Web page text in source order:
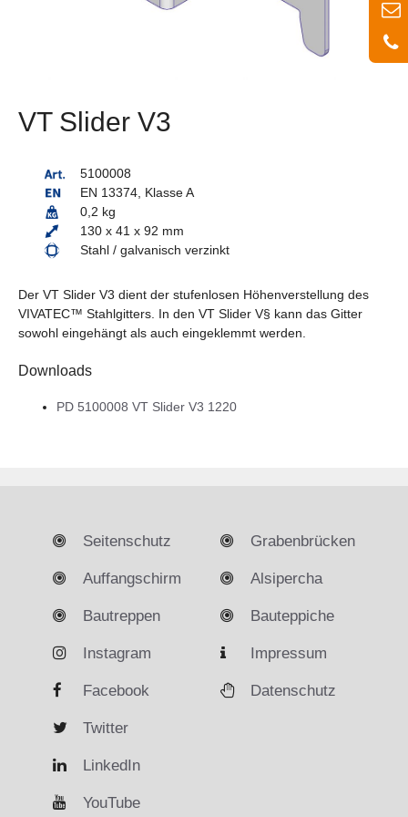
VT Slider V3
5100008
EN 13374, Klasse A
0,2 kg
130 x 41 x 92 mm
Stahl / galvanisch verzinkt
Der VT Slider V3 dient der stufenlosen Höhenverstellung des
VIVATEC™ Stahlgitters. In den VT Slider V§ kann das Gitter
sowohl eingehängt als auch eingeklemmt werden.
Downloads
PD 5100008 VT Slider V3 1220
Seitenschutz
Auffangschirm
Bautreppen
Grabenbrücken
Alsipercha
Bauteppiche
Instagram
Facebook
Twitter
LinkedIn
YouTube
Impressum
Datenschutz